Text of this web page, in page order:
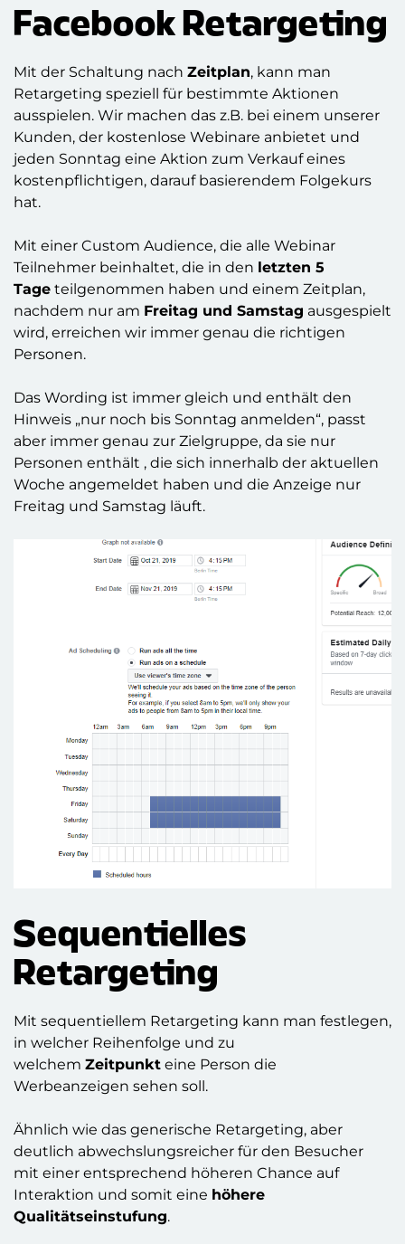
Facebook Retargeting
Mit der Schaltung nach Zeitplan, kann man
Retargeting speziell für bestimmte Aktionen
ausspielen. Wir machen das z.B. bei einem unserer
Kunden, der kostenlose Webinare anbietet und
jeden Sonntag eine Aktion zum Verkauf eines
kostenpflichtigen, darauf basierendem Folgekurs
hat.
Mit einer Custom Audience, die alle Webinar
Teilnehmer beinhaltet, die in den letzten 5
Tage teilgenommen haben und einem Zeitplan,
nachdem nur am Freitag und Samstag ausgespielt
wird, erreichen wir immer genau die richtigen
Personen.
Das Wording ist immer gleich und enthält den
Hinweis „nur noch bis Sonntag anmelden“, passt
aber immer genau zur Zielgruppe, da sie nur
Personen enthält , die sich innerhalb der aktuellen
Woche angemeldet haben und die Anzeige nur
Freitag und Samstag läuft.
Sequentielles
Retargeting
Mit sequentiellem Retargeting kann man festlegen,
in welcher Reihenfolge und zu
welchem Zeitpunkt eine Person die
Werbeanzeigen sehen soll.
Ähnlich wie das generische Retargeting, aber
deutlich abwechslungsreicher für den Besucher
mit einer entsprechend höheren Chance auf
Interaktion und somit eine höhere
Qualitätseinstufung.